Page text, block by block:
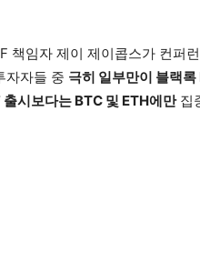
책임자 제이 제이콥스가 컨퍼
자자들 중 극히 일부만이 블랙
시보다는 BTC 및 ETH에만집